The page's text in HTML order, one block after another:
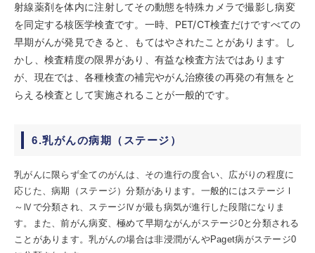
射線薬剤を体内に注射してその動態を特殊カメラで撮影し病変
を同定する核医学検査です。一時、PET/CT検査だけですべての
早期がんが発見できると、もてはやされたことがあります。し
かし、検査精度の限界があり、有益な検査方法ではあります
が、現在では、各種検査の補完やがん治療後の再発の有無をと
らえる検査として実施されることが一般的です。
6.乳がんの病期（ステージ）
乳がんに限らず全てのがんは、その進行の度合い、広がりの程度に
応じた、病期（ステージ）分類があります。一般的にはステージⅠ
～Ⅳで分類され、ステージⅣが最も病気が進行した段階になりま
す。また、前がん病変、極めて早期ながんがステージ0と分類される
ことがあります。乳がんの場合は非浸潤がんやPaget病がステージ0